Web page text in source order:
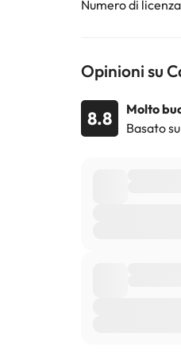
Alcuni dei servizi
Numero di
Opinioni su
8.8
Molto
Basato su